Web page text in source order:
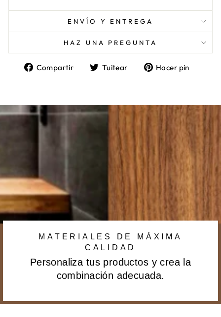
ENVÍO Y ENTREGA
HAZ UNA PREGUNTA
Compartir
Compartir
Tuitear
TuitearHacer pin
MATERIALES DE MÁXIMA
CALIDAD
Personaliza tus productos y crea la
combinación adecuada.